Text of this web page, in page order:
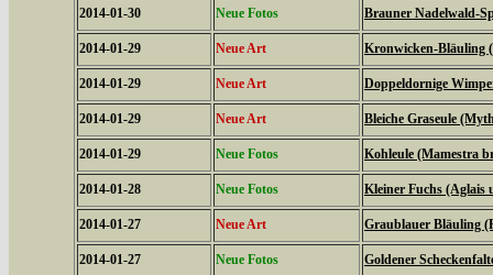
2014-01-30 Neue Fotos Brauner Nadelwald-
2014-01-29 Neue Art Kronwicken-Bläuling
2014-01-29 Neue Art Doppeldornige
2014-01-29 Neue Art Bleiche Graseule
2014-01-29 Neue Fotos Kohleule (Mamestra
2014-01-28 Neue Fotos Kleiner Fuchs (Aglais
2014-01-27 Neue Art Graublauer Bläuling
2014-01-27 Neue Fotos Goldener